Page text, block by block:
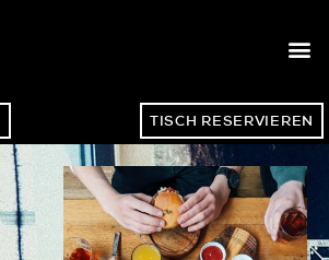
TISCH RESERVIEREN